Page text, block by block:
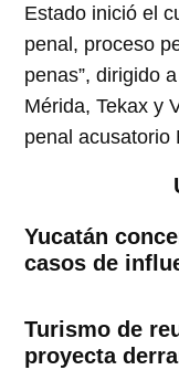
Estado inició el
penal, proceso
penas”, dirigido
Mérida, Tekax y
penal
Yucatán
casos de
Turismo de
proyecta